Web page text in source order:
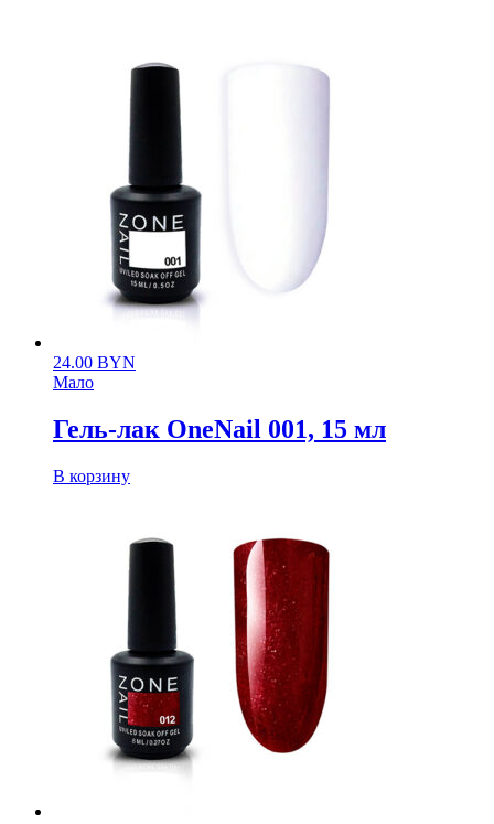
24.00 BYN
Мало
Гель-лак OneNail 001, 15 мл
В корзину